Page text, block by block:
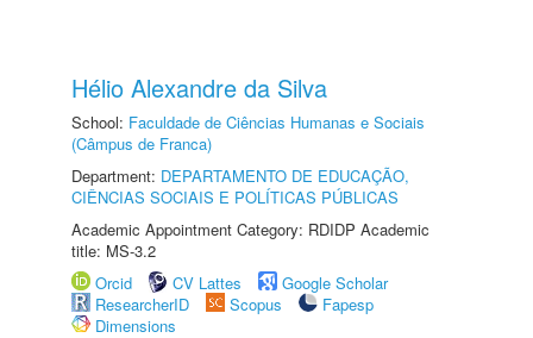
Hélio Alexandre da Silva
School: Faculdade de Ciências Humanas e Sociais
(Câmpus de Franca)
Department: DEPARTAMENTO DE EDUCAÇÃO,
CIÊNCIAS SOCIAIS E POLÍTICAS PÚBLICAS
Academic Appointment Category: RDIDP Academic
title: MS-3.2
Orcid
CV Lattes
Google Scholar
ResearcherID
Scopus
Fapesp
Dimensions